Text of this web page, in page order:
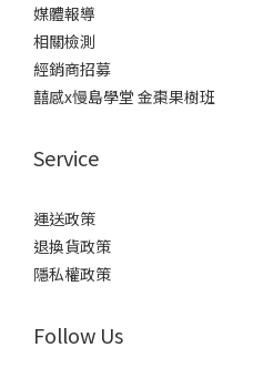
媒體報導
相關檢測
經銷商招募
囍感x慢島學堂 金棗果樹班
Service
運送政策
退換貨政策
隱私權政策
Follow Us